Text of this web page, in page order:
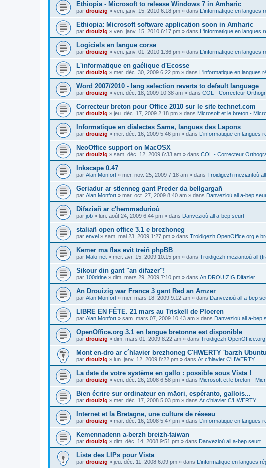
Ethiopia - Microsoft to release Windows 7 in Amharic
par drouizig » ven. janv. 15, 2010 6:18 pm » dans L'informatique en langues
Ethiopia: Microsoft software application soon in Amharic
par drouizig » ven. janv. 15, 2010 6:17 pm » dans L'informatique en langues
Logiciels en langue corse
par drouizig » ven. janv. 01, 2010 1:36 pm » dans L'informatique en langues
L'informatique en gaélique d'Ecosse
par drouizig » mer. déc. 30, 2009 6:22 pm » dans L'informatique en langues
Word 2007/2010 - lang selection reverts to default language
par drouizig » ven. déc. 18, 2009 10:38 am » dans COL - Correcteur
Correcteur breton pour Office 2010 sur le site technet.com
par drouizig » jeu. déc. 17, 2009 2:18 pm » dans Microsoft et le breton -
Informatique en dialectes Same, langues des Lapons
par drouizig » mer. déc. 16, 2009 5:46 pm » dans L'informatique en langues
NeoOffice support on MacOSX
par drouizig » sam. déc. 12, 2009 6:33 am » dans COL - Correcteur
Inkscape 0.47
par Alan Monfort » mer. nov. 25, 2009 7:18 am » dans Troidigezh meziantoù
Geriadur ar stlenneg gant Preder da bellgargañ
par Alan Monfort » mar. oct. 27, 2009 8:40 am » dans Danvezioù all a-bep
Difaziañ ar c'hemmadurioù
par job » lun. août 24, 2009 6:44 pm » dans Danvezioù all a-bep seurt
staliañ open office 3.1 e brezhoneg
par envel » sam. mai 23, 2009 1:27 pm » dans Troidigezh OpenOffice.org e
Kemer ma flas evit treiñ phpBB
par Malo-net » mer. avr. 15, 2009 10:15 pm » dans Troidigezh meziantoù all
Sikour din gant "an difazer"!
par 100drine » dim. mars 29, 2009 7:10 pm » dans An DROUIZIG Difazier
An Drouizig war France 3 gant Red an Amzer
par Alan Monfort » mer. mars 18, 2009 9:12 am » dans Danvezioù all a-bep
LIBRE EN FÊTE. 21 mars au Triskell de Ploeren
par Alan Monfort » sam. mars 07, 2009 10:43 am » dans Danvezioù all a-bep
OpenOffice.org 3.1 en langue bretonne est disponible
par drouizig » dim. mars 01, 2009 8:22 am » dans Troidigezh
Mont en-dro ar c´hlavier brezhoneg C'HWERTY 'barzh Ubuntu
par drouizig » lun. janv. 12, 2009 8:22 pm » dans Ar c'hlavier C'HWERTY
La date de votre système en gallo : possible sous Vista !
par drouizig » ven. déc. 26, 2008 6:58 pm » dans Microsoft et le breton -
Bien écrire sur ordinateur en māori, espéranto, gallois...
par drouizig » mer. déc. 17, 2008 5:03 pm » dans Ar c'hlavier C'HWERTY
Internet et la Bretagne, une culture de réseau
par drouizig » mar. déc. 16, 2008 5:47 pm » dans L'informatique en langues
Kemennadenn a-berzh breizh-taiwan
par drouizig » dim. déc. 14, 2008 9:51 pm » dans Danvezioù all a-bep seurt
Liste des LIPs pour Vista
par drouizig » jeu. déc. 11, 2008 6:09 pm » dans L'informatique en langues